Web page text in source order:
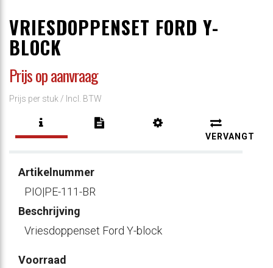
VRIESDOPPENSET FORD Y-
BLOCK
Prijs op aanvraag
Prijs per stuk / Incl. BTW
VERVANGT
Artikelnummer
PIO|PE-111-BR
Beschrijving
Vriesdoppenset Ford Y-block
Voorraad